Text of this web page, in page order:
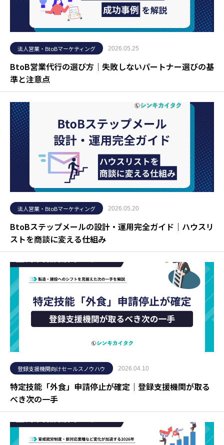
法人営業・BtoBマーケティング 2026.05.25
BtoB営業代行の選び方｜失敗しないパートナー選びの基
準と注意点
法人営業・BtoBマーケティング 2026.05.20
BtoBステップメールの設計・運用完全ガイド｜ハウスリ
ストを商談に変える仕組み
登録支援機関向けセールスノウハウ 2026.04.10
特定技能「外食」申請停止が確定｜登録支援機関が取る
べき次の一手